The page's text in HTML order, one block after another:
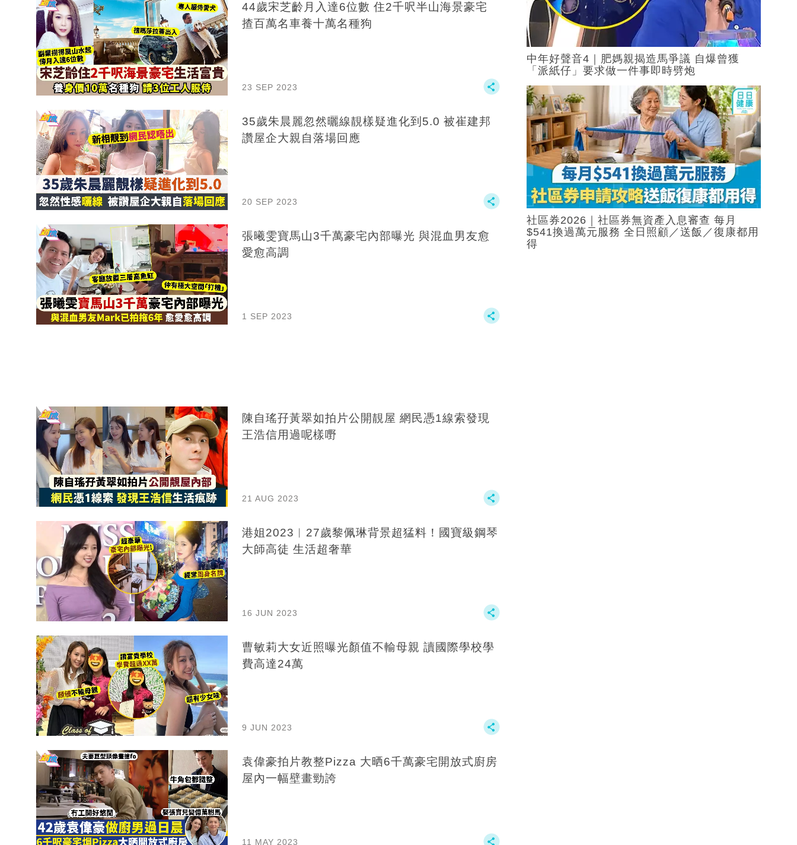
44歲宋芝齡月入達6位數 住2千呎半山海景豪宅
揸百萬名車養十萬名種狗
23 SEP 2023
35歲朱晨麗忽然曬線靚樣疑進化到5.0 被崔建邦
讚屋企大親自落場回應
20 SEP 2023
張曦雯寶馬山3千萬豪宅內部曝光 與混血男友愈
愛愈高調
1 SEP 2023
陳自瑤孖黃翠如拍片公開靚屋 網民憑1線索發現
王浩信用過呢樣嘢
21 AUG 2023
港姐2023︱27歲黎佩琳背景超猛料！國寶級鋼琴
大師高徒 生活超奢華
16 JUN 2023
曹敏莉大女近照曝光顏值不輸母親 讀國際學校學
費高達24萬
9 JUN 2023
袁偉豪拍片教整Pizza 大晒6千萬豪宅開放式廚房
屋內一幅壁畫勁誇
11 MAY 2023
中年好聲音4｜肥媽親揭造馬爭議 自爆曾獲
「派紙仔」要求做一件事即時劈炮
社區券2026｜社區券無資產入息審查 每月
$541換過萬元服務 全日照顧／送飯／復康都用
得